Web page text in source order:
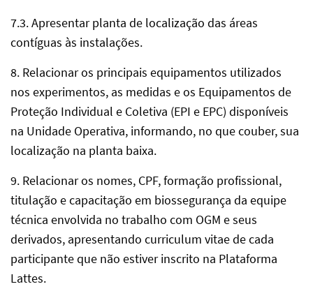
7.3. Apresentar planta de localização das áreas
contíguas às instalações.
8. Relacionar os principais equipamentos utilizados
nos experimentos, as medidas e os Equipamentos de
Proteção Individual e Coletiva (EPI e EPC) disponíveis
na Unidade Operativa, informando, no que couber, sua
localização na planta baixa.
9. Relacionar os nomes, CPF, formação profissional,
titulação e capacitação em biossegurança da equipe
técnica envolvida no trabalho com OGM e seus
derivados, apresentando curriculum vitae de cada
participante que não estiver inscrito na Plataforma
Lattes.